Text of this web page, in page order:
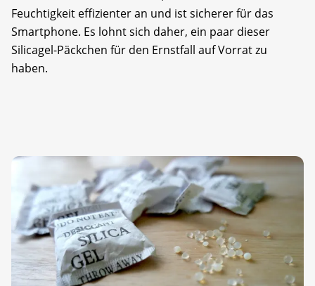
Feuchtigkeit effizienter an und ist sicherer für das
Smartphone. Es lohnt sich daher, ein paar dieser
Silicagel-Päckchen für den Ernstfall auf Vorrat zu
haben.